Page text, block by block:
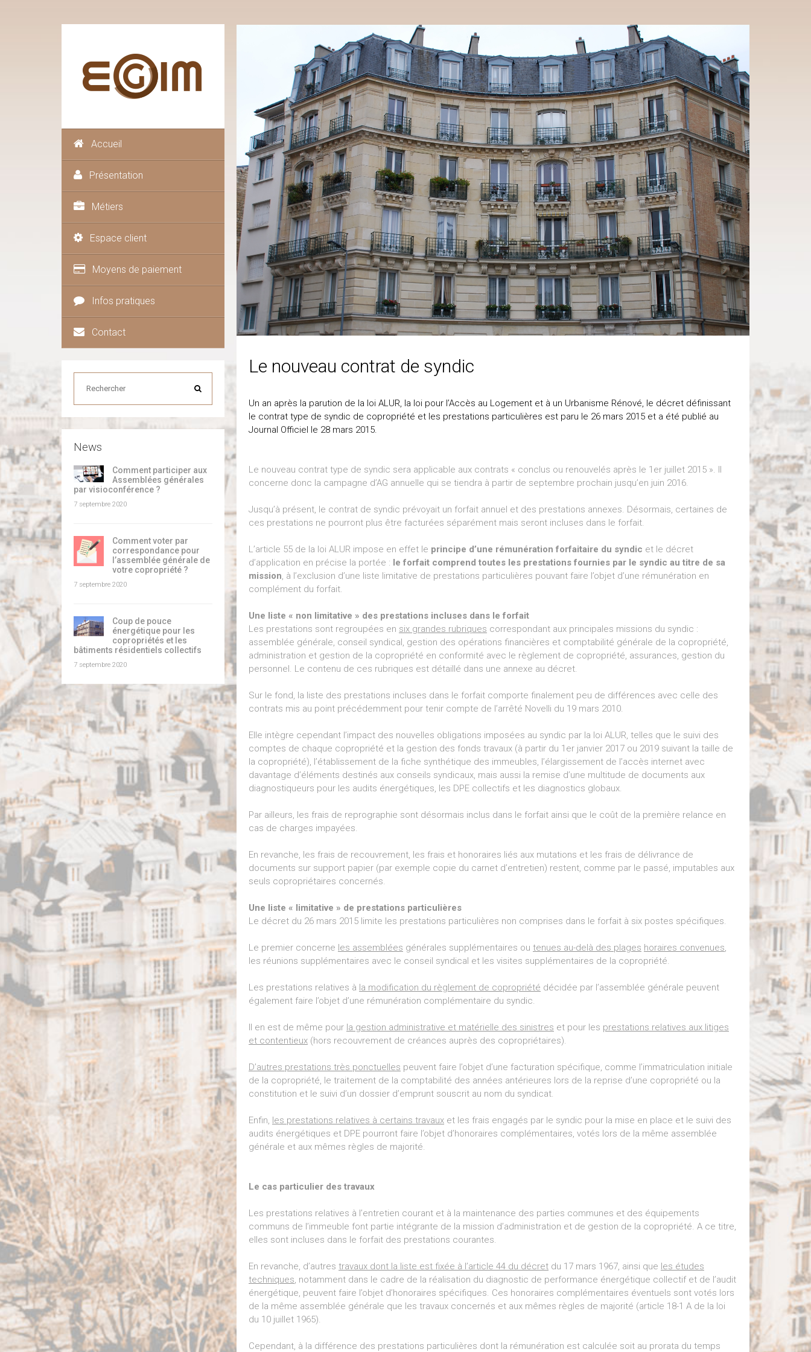
Accueil
Présentation
Métiers
Espace client
Moyens de paiement
Infos pratiques
Contact
News
Comment participer aux
Assemblées générales
par visioconférence ?
7 septembre 2020
Comment voter par
correspondance pour
l’assemblée générale de
votre copropriété ?
7 septembre 2020
Coup de pouce
énergétique pour les
copropriétés et les
bâtiments résidentiels collectifs
7 septembre 2020
Le nouveau contrat de syndic
Un an après la parution de la loi ALUR, la loi pour l’Accès au Logement et à un Urbanisme Rénové, le décret définissant
le contrat type de syndic de copropriété et les prestations particulières est paru le 26 mars 2015 et a été publié au
Journal Officiel le 28 mars 2015.
Le nouveau contrat type de syndic sera applicable aux contrats « conclus ou renouvelés après le 1er juillet 2015 ». Il
concerne donc la campagne d’AG annuelle qui se tiendra à partir de septembre prochain jusqu’en juin 2016.
Jusqu’à présent, le contrat de syndic prévoyait un forfait annuel et des prestations annexes. Désormais, certaines de
ces prestations ne pourront plus être facturées séparément mais seront incluses dans le forfait.
L’article 55 de la loi ALUR impose en effet le principe d’une rémunération forfaitaire du syndic et le décret
d’application en précise la portée : le forfait comprend toutes les prestations fournies par le syndic au titre de sa
mission, à l’exclusion d’une liste limitative de prestations particulières pouvant faire l’objet d’une rémunération en
complément du forfait.
Une liste « non limitative » des prestations incluses dans le forfait
Les prestations sont regroupées en six grandes rubriques correspondant aux principales missions du syndic :
assemblée générale, conseil syndical, gestion des opérations financières et comptabilité générale de la copropriété,
administration et gestion de la copropriété en conformité avec le règlement de copropriété, assurances, gestion du
personnel. Le contenu de ces rubriques est détaillé dans une annexe au décret.
Sur le fond, la liste des prestations incluses dans le forfait comporte finalement peu de différences avec celle des
contrats mis au point précédemment pour tenir compte de l’arrêté Novelli du 19 mars 2010.
Elle intègre cependant l’impact des nouvelles obligations imposées au syndic par la loi ALUR, telles que le suivi des
comptes de chaque copropriété et la gestion des fonds travaux (à partir du 1er janvier 2017 ou 2019 suivant la taille de
la copropriété), l’établissement de la fiche synthétique des immeubles, l’élargissement de l’accès internet avec
davantage d’éléments destinés aux conseils syndicaux, mais aussi la remise d’une multitude de documents aux
diagnostiqueurs pour les audits énergétiques, les DPE collectifs et les diagnostics globaux.
Par ailleurs, les frais de reprographie sont désormais inclus dans le forfait ainsi que le coût de la première relance en
cas de charges impayées.
En revanche, les frais de recouvrement, les frais et honoraires liés aux mutations et les frais de délivrance de
documents sur support papier (par exemple copie du carnet d’entretien) restent, comme par le passé, imputables aux
seuls copropriétaires concernés.
Une liste « limitative » de prestations particulières
Le décret du 26 mars 2015 limite les prestations particulières non comprises dans le forfait à six postes spécifiques.
Le premier concerne les assemblées générales supplémentaires ou tenues au-delà des plages horaires convenues,
les réunions supplémentaires avec le conseil syndical et les visites supplémentaires de la copropriété.
Les prestations relatives à la modification du règlement de copropriété décidée par l’assemblée générale peuvent
également faire l’objet d’une rémunération complémentaire du syndic.
Il en est de même pour la gestion administrative et matérielle des sinistres et pour les prestations relatives aux litiges
et contentieux (hors recouvrement de créances auprès des copropriétaires).
D’autres prestations très ponctuelles peuvent faire l’objet d’une facturation spécifique, comme l’immatriculation initiale
de la copropriété, le traitement de la comptabilité des années antérieures lors de la reprise d’une copropriété ou la
constitution et le suivi d’un dossier d’emprunt souscrit au nom du syndicat.
Enfin, les prestations relatives à certains travaux et les frais engagés par le syndic pour la mise en place et le suivi des
audits énergétiques et DPE pourront faire l’objet d’honoraires complémentaires, votés lors de la même assemblée
générale et aux mêmes règles de majorité.
Le cas particulier des travaux
Les prestations relatives à l’entretien courant et à la maintenance des parties communes et des équipements
communs de l’immeuble font partie intégrante de la mission d’administration et de gestion de la copropriété. A ce titre,
elles sont incluses dans le forfait des prestations courantes.
En revanche, d’autres travaux dont la liste est fixée à l’article 44 du décret du 17 mars 1967, ainsi que les études
techniques, notamment dans le cadre de la réalisation du diagnostic de performance énergétique collectif et de l’audit
énergétique, peuvent faire l’objet d’honoraires spécifiques. Ces honoraires complémentaires éventuels sont votés lors
de la même assemblée générale que les travaux concernés et aux mêmes règles de majorité (article 18-1 A de la loi
du 10 juillet 1965).
Cependant, à la différence des prestations particulières dont la rémunération est calculée soit au prorata du temps